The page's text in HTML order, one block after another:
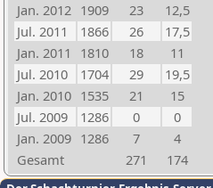
Jan. 2012 1909 23
12,5
Jul. 2011
1866 26
17,5
Jan. 2011
1810 18
11
Jul. 2010
1704 29
19,5
Jan. 2010 1535 21
15
Jul. 2009
1286 0
0
Jan. 2009 1286 7
4
Gesamt
271 174